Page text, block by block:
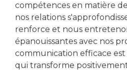
compétences en matière
nos relations
renforce et nous
épanouissantes avec nos
communication efficace
qui transforme